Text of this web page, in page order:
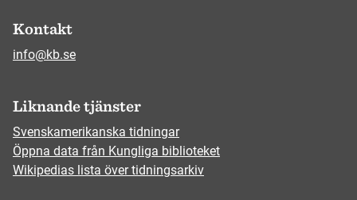
Kontakt
info@kb.se
Liknande tjänster
Svenskamerikanska tidningar
Öppna data från Kungliga biblioteket
Wikipedias lista över tidningsarkiv